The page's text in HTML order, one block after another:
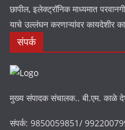
छापील, इलेक्ट्रॉनिक माध्यमात
याचे उल्लंघन करणाऱ्यांवर कायदेशीर
संपर्क
मुख्य संपादक संचालक.. बी.एम. काळे
संपर्क: 9850059851/